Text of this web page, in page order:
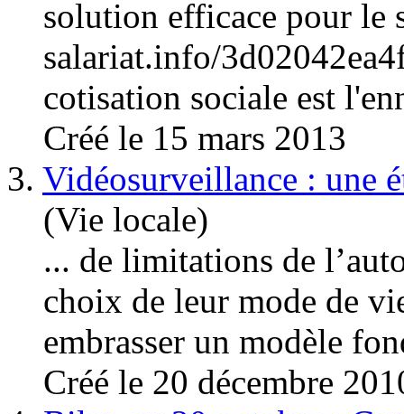
solution efficace pour le
salariat.info/
cotisation sociale est
Créé le 15 mars 2013
3. Vidéosurveillance : une
(Vie locale)
... de limitations de
choix de leur mode de
embrasser un modèle
Créé le 20 décembre